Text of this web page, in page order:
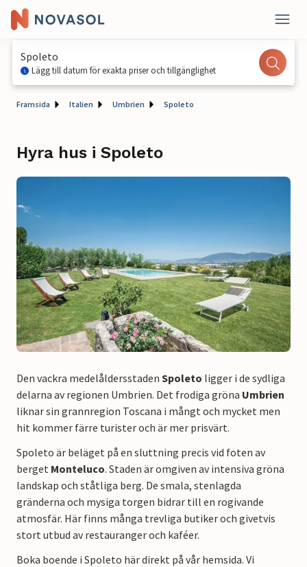
Spoleto
Lägg till datum för exakta priser och tillgänglighet
Framsida Italien Umbrien Spoleto
Hyra hus i Spoleto
Den vackra medelåldersstaden Spoleto ligger i de sydliga
delarna av regionen Umbrien. Det frodiga gröna Umbrien
liknar sin grannregion Toscana i mångt och mycket men
hit kommer färre turister och är mer prisvärt.
Spoleto är beläget på en sluttning precis vid foten av
berget Monteluco. Staden är omgiven av intensiva gröna
landskap och ståtliga berg. De smala, stenlagda
gränderna och mysiga torgen bidrar till en rogivande
atmosfär. Här finns många trevliga butiker och givetvis
stort utbud av restauranger och kaféer.
Boka boende i Spoleto här direkt på vår hemsida. Vi